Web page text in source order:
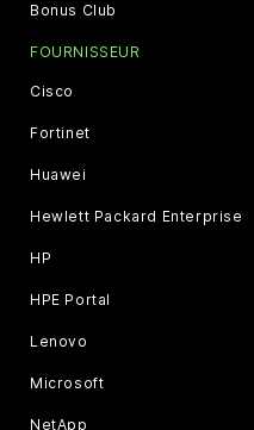
Bonus Club
FOURNISSEUR
Cisco
Fortinet
Huawei
Hewlett Packard Enterprise
HP
HPE Portal
Lenovo
Microsoft
NetApp